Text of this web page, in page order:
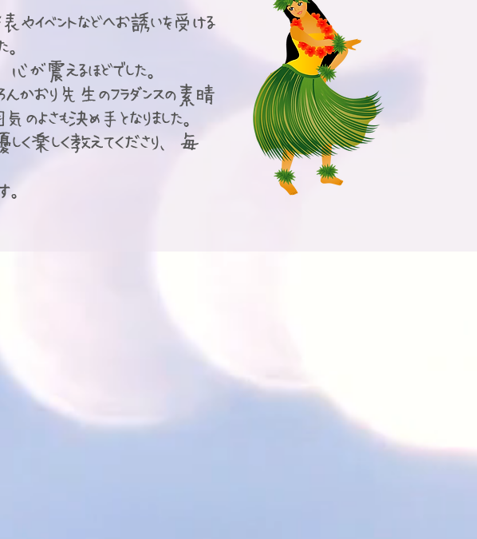
やイベントなどへお誘いを受ける
。
心が震えるほどでした。
かおり先生のフラダンスの素晴
よさも決め手となりました。
しく楽しく教えてくださり、毎
。